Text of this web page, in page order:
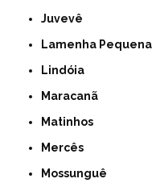
Juvevê
Lamenha Pequena
Lindóia
Maracanã
Matinhos
Mercês
Mossunguê